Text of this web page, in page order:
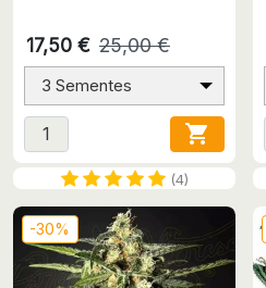
17,50 € 25,00 €
3 Sementes

(4)
-30%